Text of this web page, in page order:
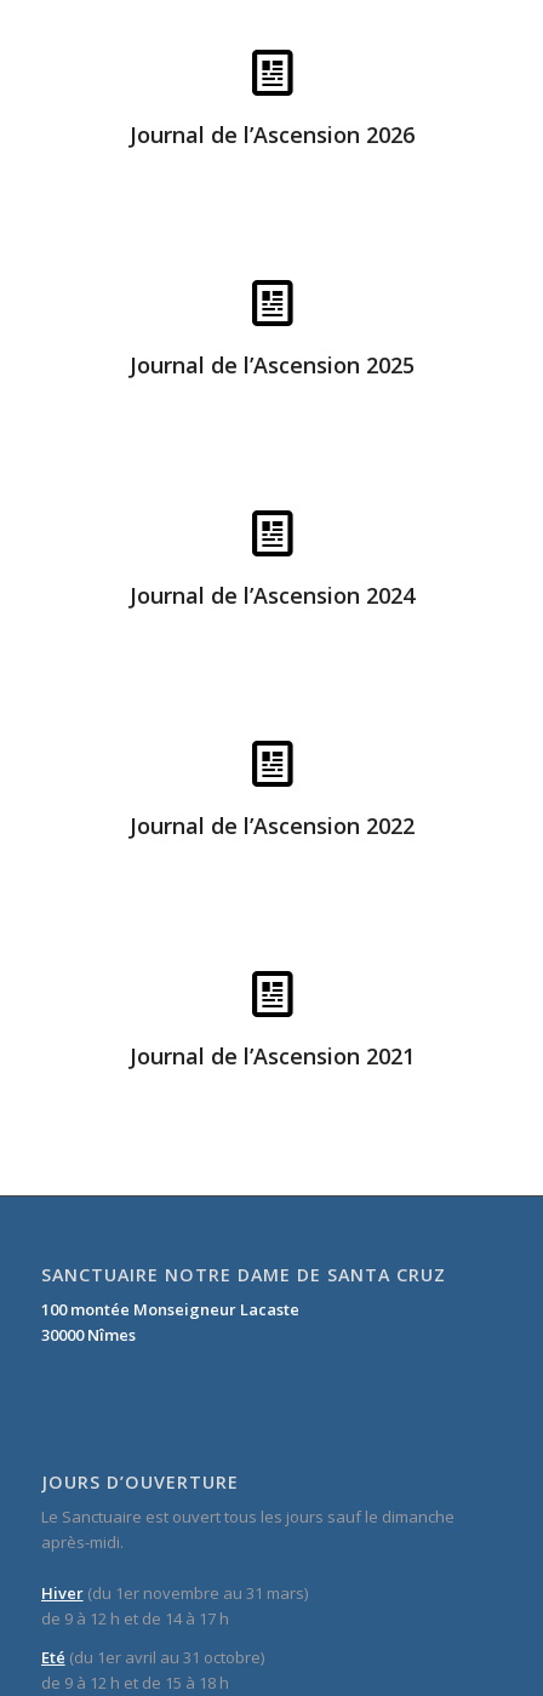
Journal de l’Ascension 2026
Bonne lecture
Journal de l’Ascension 2025
Bonne lecture
Journal de l’Ascension 2024
Bonne lecture
Journal de l’Ascension 2022
Bonne lecture
Journal de l’Ascension 2021
Bonne lecture
SANCTUAIRE NOTRE DAME DE SANTA CRUZ
100 montée Monseigneur Lacaste
30000 Nîmes
JOURS D’OUVERTURE
Le Sanctuaire est ouvert tous les jours sauf le dimanche
après-midi.
Hiver(du 1er novembre au 31 mars)
de 9 à 12 h et de 14 à 17 h
Eté (du 1er avril au 31 octobre)
de 9 à 12 h et de 15 à 18 h